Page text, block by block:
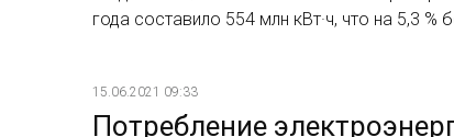
года составило 554 млн кВт·ч, что на 5,3
15.06.2021 09:33
Потребление